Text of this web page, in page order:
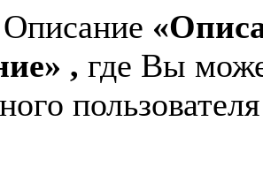
, где Вы